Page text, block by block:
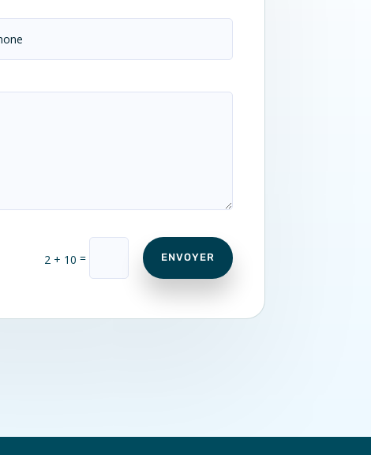
2 + 10 = ENVOYER